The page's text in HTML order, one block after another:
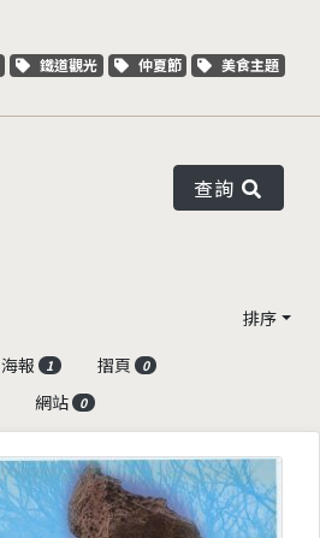
關鍵字標籤
鐵道觀光 關鍵字標籤
仲夏節 關鍵字標籤
美食主題
查詢
排序
海報 1 摺頁 0
網站 0